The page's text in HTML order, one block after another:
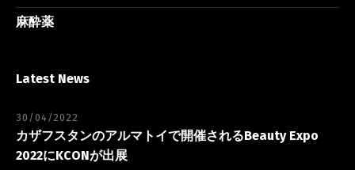
麻酔薬
Latest News
30/04/2022
カザフスタンのアルマトイで開催されるBeauty Expo
2022にKCONが出展